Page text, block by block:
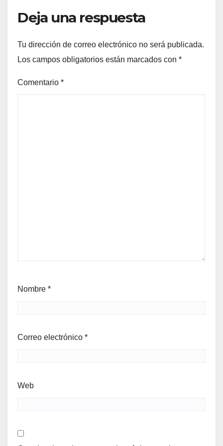
Deja una respuesta
Tu dirección de correo electrónico no será publicada.
Los campos obligatorios están marcados con *
Comentario *
Nombre *
Correo electrónico *
Web